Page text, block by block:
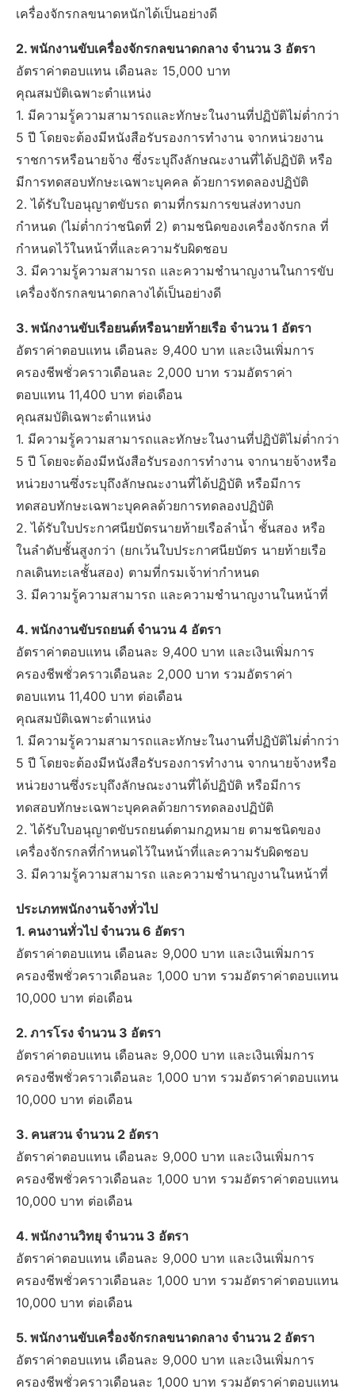
เครื่องจักรกลขนาดหนักได้เป็นอย่างดี
2. พนักงานขับเครื่องจักรกลขนาดกลาง จำนวน 3 อัตรา
อัตราค่าตอบแทน เดือนละ 15,000 บาท
คุณสมบัติเฉพาะตำแหน่ง
1. มีความรู้ความสามารถและทักษะในงานที่ปฏิบัติไม่ต่ำกว่า
5 ปี โดยจะต้องมีหนังสือรับรองการทำงาน จากหน่วยงาน
ราชการหรือนายจ้าง ซึ่งระบุถึงลักษณะงานที่ได้ปฏิบัติ หรือ
มีการทดสอบทักษะเฉพาะบุคคล ด้วยการทดลองปฏิบัติ
2. ได้รับใบอนุญาตขับรถ ตามที่กรมการขนส่งทางบก
กำหนด (ไม่ต่ำกว่าชนิดที่ 2) ตามชนิดของเครื่องจักรกล ที่
กำหนดไว้ในหน้าที่และความรับผิดชอบ
3. มีความรู้ความสามารถ และความชำนาญงานในการขับ
เครื่องจักรกลขนาดกลางได้เป็นอย่างดี
3. พนักงานขับเรือยนต์หรือนายท้ายเรือ จำนวน 1 อัตรา
อัตราค่าตอบแทน เดือนละ 9,400 บาท และเงินเพิ่มการ
ครองชีพชั่วคราวเดือนละ 2,000 บาท รวมอัตราค่า
ตอบแทน 11,400 บาท ต่อเดือน
คุณสมบัติเฉพาะตำแหน่ง
1. มีความรู้ความสามารถและทักษะในงานที่ปฏิบัติไม่ต่ำกว่า
5 ปี โดยจะต้องมีหนังสือรับรองการทำงาน จากนายจ้างหรือ
หน่วยงานซึ่งระบุถึงลักษณะงานที่ได้ปฏิบัติ หรือมีการ
ทดสอบทักษะเฉพาะบุคคลด้วยการทดลองปฏิบัติ
2. ได้รับใบประกาศนียบัตรนายท้ายเรือลำน้ำ ชั้นสอง หรือ
ในลำดับชั้นสูงกว่า (ยกเว้นใบประกาศนียบัตร นายท้ายเรือ
กลเดินทะเลชั้นสอง) ตามที่กรมเจ้าท่ากำหนด
3. มีความรู้ความสามารถ และความชำนาญงานในหน้าที่
4. พนักงานขับรถยนต์ จำนวน 4 อัตรา
อัตราค่าตอบแทน เดือนละ 9,400 บาท และเงินเพิ่มการ
ครองชีพชั่วคราวเดือนละ 2,000 บาท รวมอัตราค่า
ตอบแทน 11,400 บาท ต่อเดือน
คุณสมบัติเฉพาะตำแหน่ง
1. มีความรู้ความสามารถและทักษะในงานที่ปฏิบัติไม่ต่ำกว่า
5 ปี โดยจะต้องมีหนังสือรับรองการทำงาน จากนายจ้างหรือ
หน่วยงานซึ่งระบุถึงลักษณะงานที่ได้ปฏิบัติ หรือมีการ
ทดสอบทักษะเฉพาะบุคคลด้วยการทดลองปฏิบัติ
2. ได้รับใบอนุญาตขับรถยนต์ตามกฎหมาย ตามชนิดของ
เครื่องจักรกลที่กำหนดไว้ในหน้าที่และความรับผิดชอบ
3. มีความรู้ความสามารถ และความชำนาญงานในหน้าที่
ประเภทพนักงานจ้างทั่วไป
1. คนงานทั่วไป จำนวน 6 อัตรา
อัตราค่าตอบแทน เดือนละ 9,000 บาท และเงินเพิ่มการ
ครองชีพชั่วคราวเดือนละ 1,000 บาท รวมอัตราค่าตอบแทน
10,000 บาท ต่อเดือน
2. ภารโรง จำนวน 3 อัตรา
อัตราค่าตอบแทน เดือนละ 9,000 บาท และเงินเพิ่มการ
ครองชีพชั่วคราวเดือนละ 1,000 บาท รวมอัตราค่าตอบแทน
10,000 บาท ต่อเดือน
3. คนสวน จำนวน 2 อัตรา
อัตราค่าตอบแทน เดือนละ 9,000 บาท และเงินเพิ่มการ
ครองชีพชั่วคราวเดือนละ 1,000 บาท รวมอัตราค่าตอบแทน
10,000 บาท ต่อเดือน
4. พนักงานวิทยุ จำนวน 3 อัตรา
อัตราค่าตอบแทน เดือนละ 9,000 บาท และเงินเพิ่มการ
ครองชีพชั่วคราวเดือนละ 1,000 บาท รวมอัตราค่าตอบแทน
10,000 บาท ต่อเดือน
5. พนักงานขับเครื่องจักรกลขนาดกลาง จำนวน 2 อัตรา
อัตราค่าตอบแทน เดือนละ 9,000 บาท และเงินเพิ่มการ
ครองชีพชั่วคราวเดือนละ 1,000 บาท รวมอัตราค่าตอบแทน